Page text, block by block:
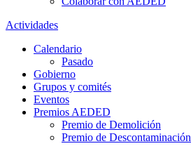
Actividades
Calendario
Pasado
Gobierno
Grupos y comités
Eventos
Premios AEDED
Premio de Demolición
Premio de Descontaminación